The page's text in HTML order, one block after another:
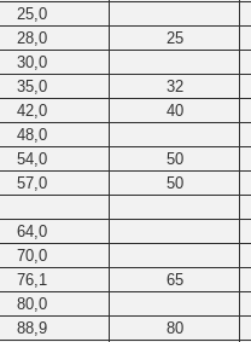
25,0
28,0
25
30,0
35,0
32
42,0
40
48,0
54,0
50
57,0
50
64,0
70,0
76,1
65
80,0
88,9
80